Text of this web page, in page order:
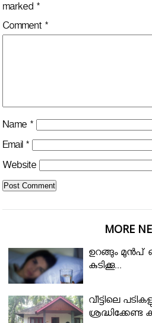
marked *
Comment *
Name *
Email *
Website
MORE
ഉറങ്ങും മുന്‍പ്
കുടിക്കൂ...
വീട്ടിലെ
ശ്രദ്ധിക്കേണ്ട